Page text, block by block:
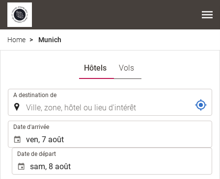
Home Munich
Hôtels Vols
A destination de
Date d'arrivée
Date de départ